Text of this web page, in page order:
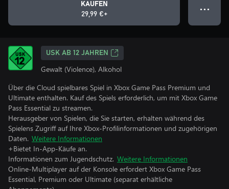
KAUFEN
29,99 €+
● ● ●
USK AB 12 JAHREN
Gewalt (Violence), Alkohol
Über die Cloud spielbares Spiel in Xbox Game Pass Premium und
Ultimate enthalten. Kauf des Spiels erforderlich, um mit Xbox Game
Pass Essential zu streamen.
Herausgeber von Spielen, die Sie starten, erhalten während des
Spielens Zugriff auf Ihre Xbox-Profilinformationen und zugehörigen
Daten. Weitere Informationen
+Bietet In-App-Käufe an.
Informationen zum Jugendschutz. Weitere Informationen
Online-Multiplayer auf der Konsole erfordert Xbox Game Pass
Essential, Premium oder Ultimate (separat erhältliche